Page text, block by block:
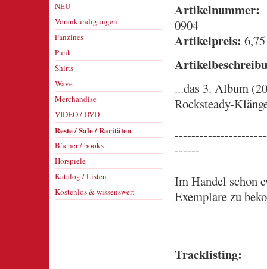
NEU
Vorankündigungen
Fanzines
Punk
Shirts
Wave
Merchandise
VIDEO / DVD
Reste / Sale / Raritäten
Bücher / books
Hörspiele
Katalog / Listen
Kostenlos & wissenswert
Artikelnummer:
0904
Artikelpreis:
...das 3. Album
Rocksteady-
------
Im Handel schon
Exemplare zu
Tracklisting: